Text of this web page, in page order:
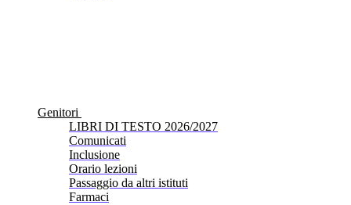
Genitori
LIBRI DI TESTO 2026/2027
Comunicati
Inclusione
Orario lezioni
Passaggio da altri istituti
Farmaci